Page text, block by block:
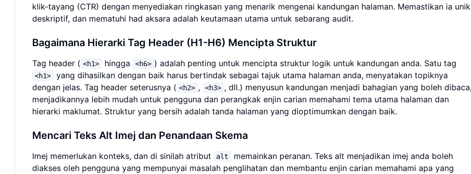
klik-tayang (CTR) dengan menyediakan ringkasan yang menarik mengenai kandungan halaman. Memastikan ia
deskriptif, dan mematuhi had aksara adalah keutamaan utama untuk sebarang audit.
Bagaimana Hierarki Tag Header (H1-H6) Mencipta Struktur
Tag header ( <h1> hingga <h6> ) adalah penting untuk mencipta struktur logik untuk kandungan anda. Satu tag
<h1>
yang dihasilkan dengan baik harus bertindak sebagai tajuk utama halaman anda, menyatakan topiknya
dengan jelas. Tag header seterusnya ( <h2> , <h3> , dll.) menyusun kandungan menjadi bahagian yang boleh
menjadikannya lebih mudah untuk pengguna dan perangkak enjin carian memahami tema utama halaman dan
hierarki maklumat. Struktur yang bersih adalah tanda halaman yang dioptimumkan dengan baik.
Mencari Teks Alt Imej dan Penandaan Skema
Imej memerlukan konteks, dan di sinilah atribut alt
memainkan peranan. Teks alt menjadikan imej anda boleh
diakses oleh pengguna yang mempunyai masalah penglihatan dan membantu enjin carian memahami apa yang